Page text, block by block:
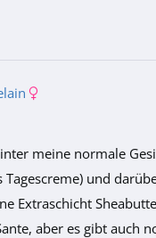
meine normale
und
Extraschicht
aber es gibt auch